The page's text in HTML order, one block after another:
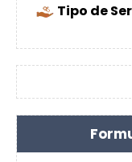
Tipo de